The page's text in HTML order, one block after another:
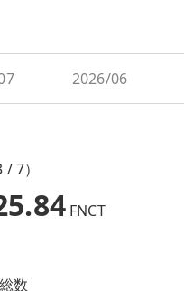
2026/06
7）
FNCT
数